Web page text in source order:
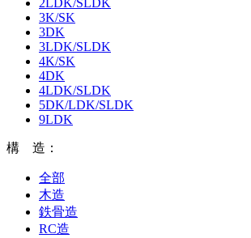
2LDK/SLDK
3K/SK
3DK
3LDK/SLDK
4K/SK
4DK
4LDK/SLDK
5DK/LDK/SLDK
9LDK
構 造：
全部
木造
鉄骨造
RC造